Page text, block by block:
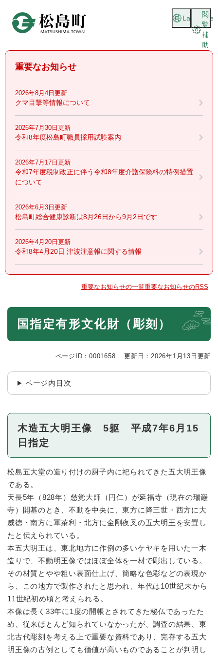
頭
閲
覧
補
助
Language
重要なお知らせ
2026年8月4日更新
クマ目撃等情報について
2026年7月30日更新
令和8年度松島町職員採用試験案内
2026年7月17日更新
令和7年度税制改正に伴う令和8年度介護保険料の特例措置
について
2026年6月3日更新
松島町総合健康診断は8月26日から9月2日です
2026年4月20日更新
令和8年4月20日 津波注意報に関する情報
重要なお知らせの一覧重要なお知らせのRSS
本
国指定有形文化財（彫刻）
ページID：0001658 更新日：2026年1月13日更新
ページ内目次
木造五大明王像 5躯 平成7年6月15
日指定
松島五大堂の造り付けの厨子内に祀られてきた五大明王像
である。
天長5年（828年）慈覚大師（円仁）が延福寺（現在の瑞巌
寺）開基のとき、不動を中央に、東方に降三世・西方に大
威徳・南方に軍茶利・北方に金剛夜叉の五大明王を安置し
たと伝えられている。
本五大明王は、東北地方に作例の多いケヤキを用いた一木
造りで、不動明王像ではほぼ全体を一材で彫出している。
その材質とやや粗い表面仕上げ、簡略な色彩などの表現か
ら、この地方で製作されたと思われ、年代は10世紀末から
11世紀初め頃と考えられる。
本像は長く33年に1度の開帳とされてきた秘仏であったた
め、従来ほとんど知られていなかったが、調査の結果、東
北古代彫刻を考える上で重要な資料であり、完存する五大
明王像の古例としても価値が高いものであることが判明し